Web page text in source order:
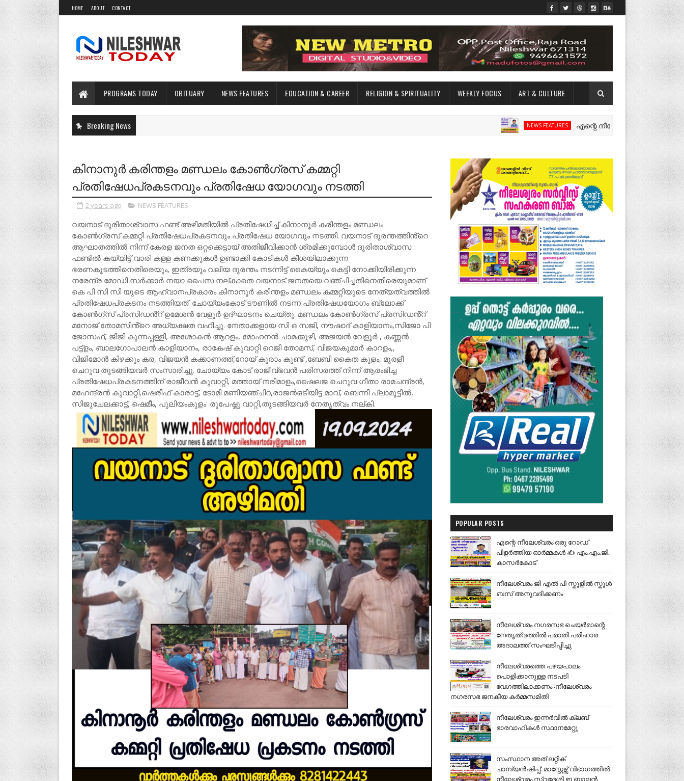
HOME ABOUT CONTACT
PROGRAMS TODAY OBITUARY NEWS FEATURES EDUCATION & CAREER RELIGION & SPIRITUALITY WEEKLY FOCUS ART & CULTURE
Breaking News NEWS FEATURES എന്റെ നീലേശ്വരം:ഒരു റോഡ്
കിനാനൂർ കരിന്തളം മണ്ഡലം കോൺഗ്രസ് കമ്മറ്റി
പ്രതിഷേധപ്രകടനവും പ്രതിഷേധ യോഗവും നടത്തി
2 years ago NEWS FEATURES
വയനാട് ദുരിതാശ്വാസ ഫണ്ട് അഴിമതിയിൽ പ്രതിഷേധിച്ച് കിനാനൂർ കരിന്തളം മണ്ഡലം
കോൺഗ്രസ് കമ്മറ്റി പ്രതിഷേധപ്രകടനവും പ്രതിഷേധ യോഗവും നടത്തി. വയനാട് ദുരന്തത്തിൻ്റെ
ആഘാതത്തിൽ നിന്ന് കേരള ജനത ഒറ്റക്കെട്ടായ് അതിജീവിക്കാൻ ശ്രമിക്കുമ്പോൾ ദുരിതാശ്വാസ
ഫണ്ടിൽ കയ്യിട്ട് വാരി കള്ള കണക്കുകൾ ഉണ്ടാക്കി കോടികൾ കീശയിലാക്കുന്ന
ഭരണകൂടത്തിനെതിരെയും, ഇത്രയും വലിയ ദുരന്തം നടന്നിട്ട് കൈയ്യും കെട്ടി നോക്കിയിരിക്കുന്ന
നരേന്ദ്ര മോഡി സർക്കാർ നയാ പൈസ നല്കാതെ വയനാട് ജനതയെ വഞ്ചിച്ചതിനെതിരെയുമാണ്
കെ പി സി സി യുടെ ആഹ്വാനപ്രകാരം കിനാനൂർ കരിന്തളം മണ്ഡലം കമ്മറ്റിയുടെ നേത്യത്വത്തിൽ
പ്രതിഷേധപ്രകടനം നടത്തിയത്. ചോയ്യംകോട് ടൗണിൽ നടന്ന പ്രതിഷേധയോഗം ബ്ലോക്ക്
കോൺഗ്സ് പ്രസിഡൻ്റ് ഉമേശൻ വേളൂർ ഉദ്ഘാടനം ചെയ്തു. മണ്ഡലം കോൺഗ്രസ് പ്രസിഡൻ്റ്
മനോജ് തോമസിൻ്റെ അധ്യക്ഷത വഹിച്ചു. നേതാക്കളായ സി ഒ സജി, നൗഷാദ് കാളിയാനം,സിജോ പി
ജോസഫ്, ജിജി കുന്നപ്പള്ളി, അശോകൻ ആറളം, മോഹനൻ ചാമക്കുഴി, അജയൻ വേളൂർ , കണ്ണൻ
പട്ട്ളം, ബാലഗോപാലൻ കാളിയാനം, രാകേഷ് കുവാറ്റി റെജി തോമസ്, വിജയകുമാർ കാറളം,,
വിജിമോൻ കിഴക്കും കര, വിജയൻ കക്കാണത്ത്,റോയ് കൂരാം കുണ്ട് ,ബേബി കൈത കുളം, മുരളീ
ചെറുവ തുടങ്ങിയവർ സംസാരിച്ചു. ചോയ്യം കോട് രാജീവ്ഭവൻ പരിസരത്ത് നിന്ന് ആരംഭിച്ച
പ്രതിഷേധപ്രകടനത്തിന് രാജീവൻ കുവാറ്റി, മത്തായ് നരിമാളം,ഷൈലജ ചെറുവ ഗീതാ രാമചന്ദ്രൻ,
മഹേന്ദ്രൻ കുവാറ്റി,ഷെരീഫ് കാരാട്ട്, ടോമി മണിയഞ്ചിറ,രാജൻഒടിയിട്ട മാവ്, ബെന്നി പ്ലാമൂട്ടിൽ,
സിജുചേലക്കാട്ട്, ഷെമീം, പുലിയംകുളം' രൂപേഷ്കു വാറ്റി,തുടങ്ങിയവർ നേതൃത്വം നല്കി.
POPULAR POSTS
എന്റെ നീലേശ്വരം:ഒരു റോഡ്
പിളർത്തിയ ഓർമ്മകൾ ✍️ എം.എം.ജി.
കാസർകോട്
നീലേശ്വരം ജി എൽ പി സ്കൂളിൽ സ്കൂൾ
ബസ് അനുവദിക്കണം
നീലേശ്വരം നഗരസഭ ചെയർമാന്റെ
നേതൃത്വത്തിൽ പരാതി പരിഹാര
അദാലത്ത് സംഘടിപ്പിച്ചു
നീലേശ്വരത്തെ പഴയപാലം
പൊളിക്കാനുള്ള നടപടി
വേഗത്തിലാക്കണം :നീലേശ്വരം
നഗരസഭ ജനകീയ കർമ്മസമിതി
നീലേശ്വരം ഇന്നർവീൽ ക്ലബ്
ഭാരവാഹികൾ സ്ഥാനമേറ്റു
സംസ്ഥാന അത് ലറ്റിക്
ചാമ്പ്യൻഷിപ്പ്: മാസ്റ്റേഴ്സ് വിഭാഗത്തിൽ
നീലേശ്വരം സ്വദേശി ഇ.ബാലൻ